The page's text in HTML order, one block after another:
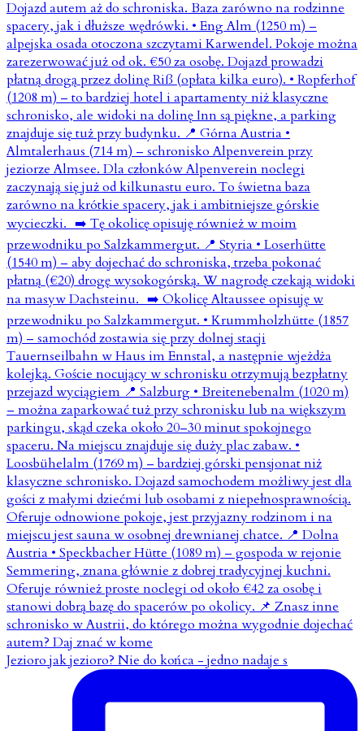
Jezioro jak jezioro? Nie do końca - jedno nadaje s